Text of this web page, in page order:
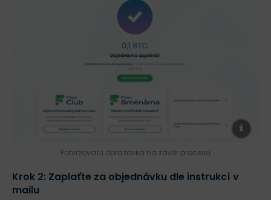
Potvrzovací obrazovka na závěr procesu
Krok 2: Zaplaťte za objednávku dle instrukcí v
mailu